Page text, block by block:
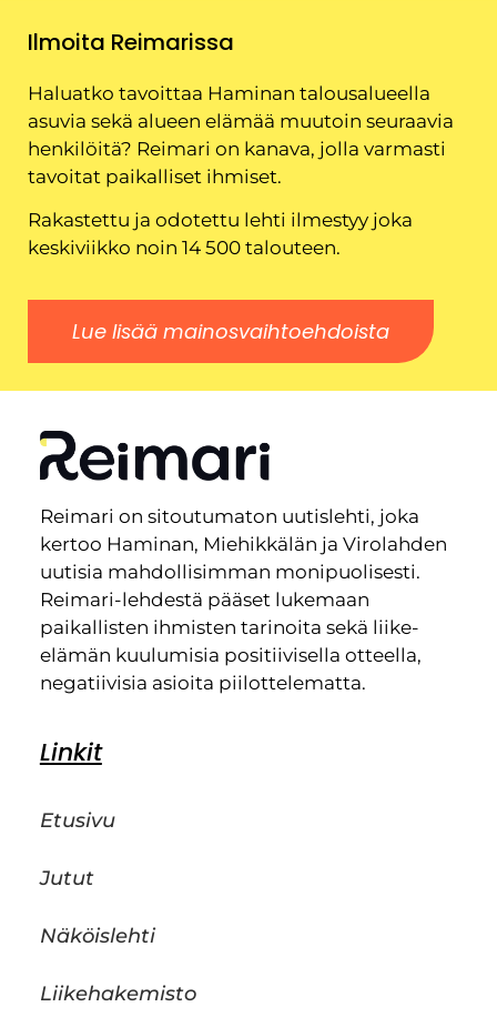
Ilmoita Reimarissa
Haluatko tavoittaa Haminan talousalueella
asuvia sekä alueen elämää muutoin seuraavia
henkilöitä? Reimari on kanava, jolla varmasti
tavoitat paikalliset ihmiset.
Rakastettu ja odotettu lehti ilmestyy joka
keskiviikko noin 14 500 talouteen.
Lue lisää mainosvaihtoehdoista
Reimari on sitoutumaton uutislehti, joka
kertoo Haminan, Miehikkälän ja Virolahden
uutisia mahdollisimman monipuolisesti.
Reimari-lehdestä pääset lukemaan
paikallisten ihmisten tarinoita sekä liike-
elämän kuulumisia positiivisella otteella,
negatiivisia asioita piilottelematta.
Linkit
Etusivu
Jutut
Näköislehti
Liikehakemisto